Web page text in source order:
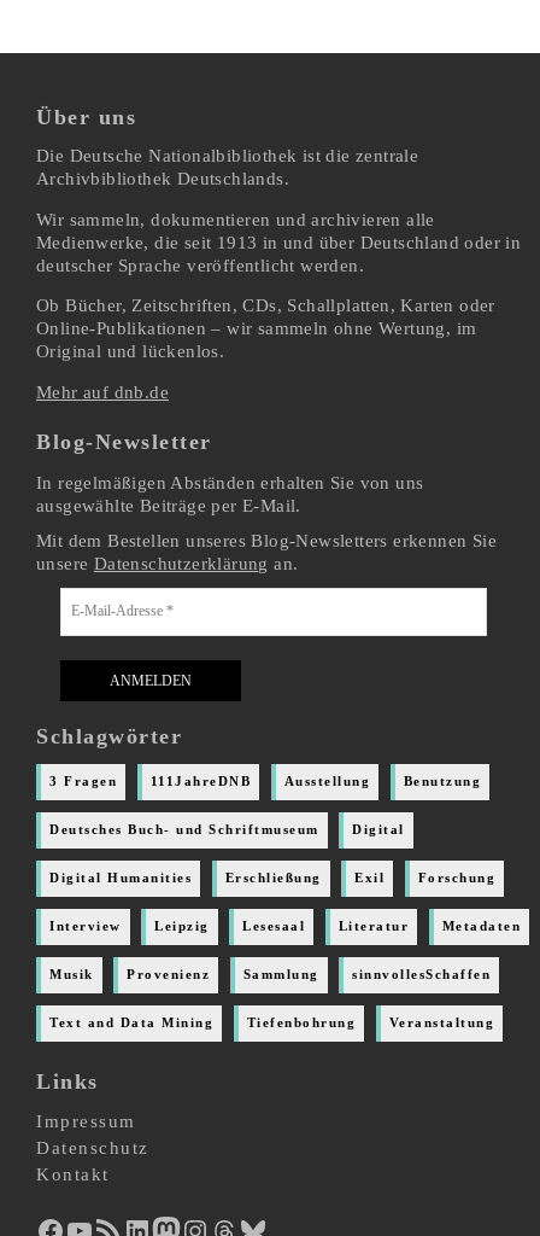
Über uns
Die Deutsche Nationalbibliothek ist die zentrale
Archivbibliothek Deutschlands.
Wir sammeln, dokumentieren und archivieren alle
Medienwerke, die seit 1913 in und über Deutschland oder in
deutscher Sprache veröffentlicht werden.
Ob Bücher, Zeitschriften, CDs, Schallplatten, Karten oder
Online-Publikationen – wir sammeln ohne Wertung, im
Original und lückenlos.
Mehr auf dnb.de
Blog-Newsletter
In regelmäßigen Abständen erhalten Sie von uns
ausgewählte Beiträge per E-Mail.
Mit dem Bestellen unseres Blog-Newsletters erkennen Sie
unsere Datenschutzerklärung an.
Schlagwörter
3 Fragen 111JahreDNB Ausstellung Benutzung
Deutsches Buch- und Schriftmuseum Digital
Digital Humanities Erschließung Exil Forschung
Interview Leipzig Lesesaal Literatur Metadaten
Musik Provenienz Sammlung sinnvollesSchaffen
Text and Data Mining Tiefenbohrung Veranstaltung
Links
Impressum
Datenschutz
Kontakt